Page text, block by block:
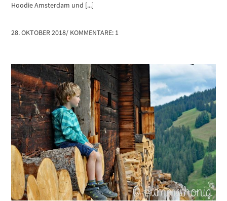
Hoodie Amsterdam und [...]
28. OKTOBER 2018/ KOMMENTARE: 1